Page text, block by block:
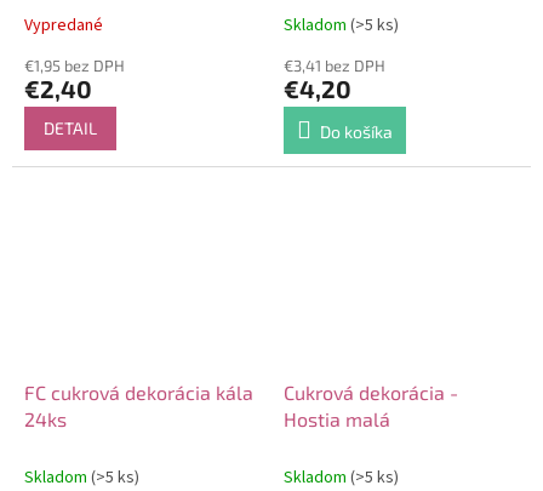
Vypredané
€1,95 bez DPH
€2,40
DETAIL
Skladom (>5 ks)
€3,41 bez DPH
€4,20
Do košíka
FC cukrová dekorácia kála
24ks
Skladom (>5 ks)
Cukrová dekorácia -
Hostia malá
Skladom (>5 ks)